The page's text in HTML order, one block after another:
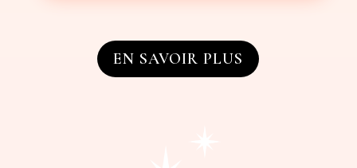
EN SAVOIR PLUS